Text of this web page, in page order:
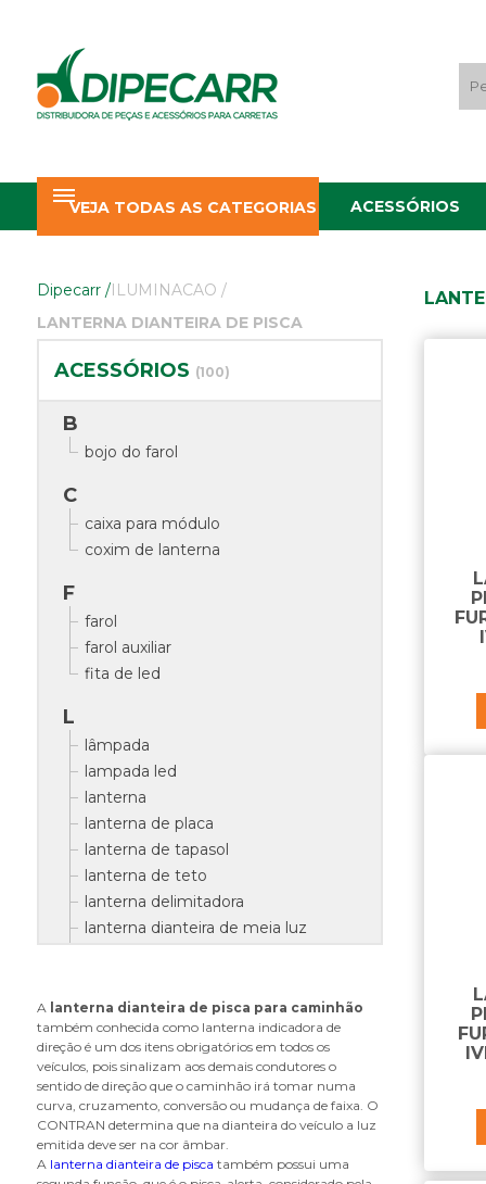
VEJA TODAS AS CATEGORIAS ACESSÓRIOS
Dipecarr /ILUMINACAO /
LANTERNA DIANTEIRA DE PISCA
ACESSÓRIOS (100)
B
bojo do farol
C
caixa para módulo
coxim de lanterna
F
farol
farol auxiliar
fita de led
L
lâmpada
lampada led
lanterna
lanterna de placa
lanterna de tapasol
lanterna de teto
lanterna delimitadora
lanterna dianteira de meia luz
lanterna do peito de carreta
lanterna interna
lanterna lateral
lanterna para parachoque
lanterna traseira de carreta
lanterna traseira de cavalo mecânico
lanterna traseira universal
A lanterna dianteira de pisca para caminhão
também conhecida como lanterna indicadora de
direção é um dos itens obrigatórios em todos os
veículos, pois sinalizam aos demais condutores o
sentido de direção que o caminhão irá tomar numa
curva, cruzamento, conversão ou mudança de faixa. O
CONTRAN determina que na dianteira do veículo a luz
emitida deve ser na cor âmbar.
A lanterna dianteira de pisca também possui uma